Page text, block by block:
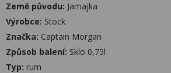
Země původu: Jamajka
Výrobce: Stock
Značka: Captain Morgan
Způsob balení: Sklo 0,75l
Typ: rum